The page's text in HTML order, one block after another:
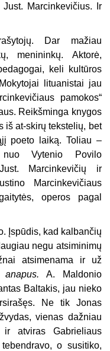
Marcinkevičius. Ir
Dar mažiau
menininkų. Aktorė,
keli kultūros
lituanistai jau
pamokos“
Reikšminga knygos
iš at-skirų tekstelių, bet
poeto laiką. Toliau –
nuo Vytenio Povilo
Marcinkevičių ir
Marcinkevičiaus
operos pagal
Įspūdis, kad kalbančių
negu atsiminimų
atsimenama ir už
anapus. A. Maldonio
Baltakis, jau nieko
Ne tik Jonas
vienas dažniau
atviras Gabrieliaus
o susitiko,